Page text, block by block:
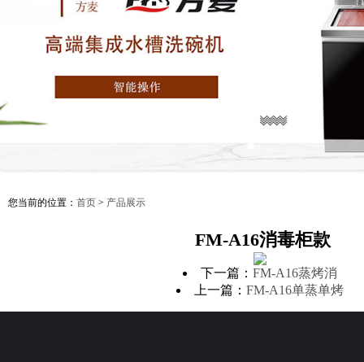
您当前的位置： 首页 > 产品展示
FM-A16消毒柜款
下一篇： FM-A16蒸烤消
上一篇： FM-A16单蒸单烤